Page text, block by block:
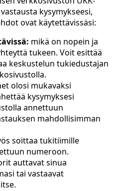
kysymykseesi,
ovat käytettävissäsi:
mikä on nopein ja
tukeen. Voit esittää
keskustelun tukiedustajan
olosi mukavaksi
kysymyksesi
annettuun
mahdollisimman
soittaa tukitiimille
numeroon.
auttavat sinua
tai vastaavat